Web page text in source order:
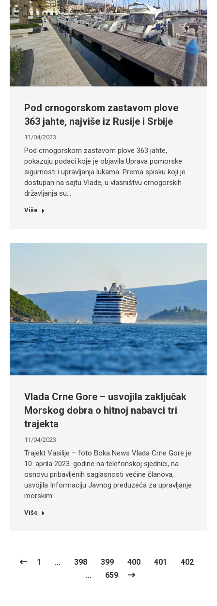
Pod crnogorskom zastavom plove
363 jahte, najviše iz Rusije i Srbije
11/04/2023
Pod crnogorskom zastavom plove 363 jahte,
pokazuju podaci koje je objavila Uprava pomorske
sigurnosti i upravljanja lukama. Prema spisku koji je
dostupan na sajtu Vlade, u vlasništvu crnogorskih
državljanja su…
Više
Vlada Crne Gore – usvojila zaključak
Morskog dobra o hitnoj nabavci tri
trajekta
11/04/2023
Trajekt Vasilije – foto Boka News Vlada Crne Gore je
10. aprila 2023. godine na telefonskoj sjednici, na
osnovu pribavljenih saglasnosti većine članova,
usvojila Informaciju Javnog preduzeća za upravljanje
morskim…
Više
1 … 398 399 400 401
402
…
659